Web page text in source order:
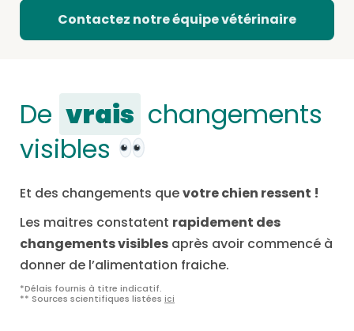
Contactez notre équipe vétérinaire
De vrais changements
visibles
Et des changements quevotre chien ressent !
Les maitres constatent rapidement des
changements visibles après avoir commencé à
donner de l’alimentation fraiche.
*Délais fournis à titre indicatif.
** Sources scientifiques listées ici